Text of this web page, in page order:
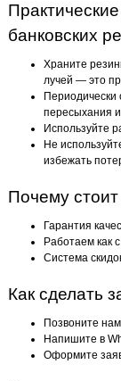
банковских
Храните
лучей — это
пересыхания
Используйте
Не
избежать
Почему
Гарантия
Работаем как
Система
Как сделать
Позвоните
Напишите в
Оформите